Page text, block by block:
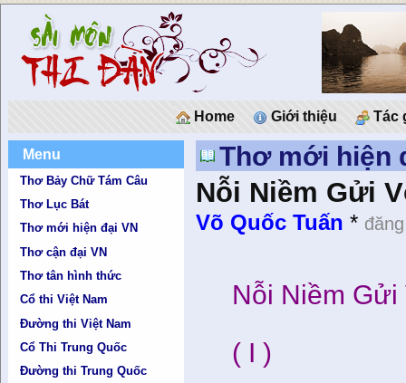
Home Giới thiệu Tác
Menu
Thơ Bảy Chữ Tám Câu
Thơ Lục Bát
Thơ mới hiện đại VN
Thơ cận đại VN
Thơ tân hình thức
Cổ thi Việt Nam
Đường thi Việt Nam
Cổ Thi Trung Quốc
Đường thi Trung Quốc
Thơ mới hiện
Nỗi Niềm Gửi
Võ Quốc Tuấn *
Nỗi Niềm Gửi
( I )